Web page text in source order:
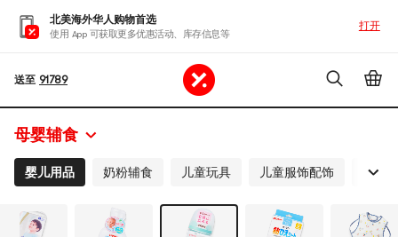
北美海外华人购物首选
使用 App 可获取更多优惠活动、库存信息等
打开
送至 91789
母婴辅食
婴儿用品 奶粉辅食 儿童玩具 儿童服饰配饰 妈妈